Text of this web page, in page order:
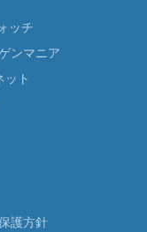
ッチ
ンマニア
ット
護方針